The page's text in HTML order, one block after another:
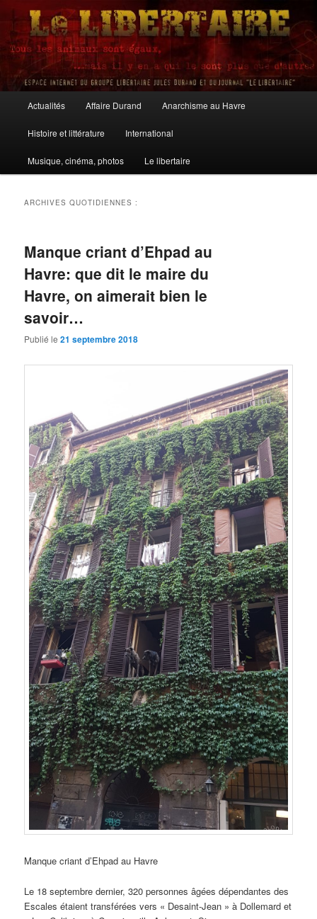
Aller
contenu
principal
Aller
contenu
secondaire
Le Libertaire
principal
Actualités Affaire Durand Anarchisme au Havre
Histoire et littérature International
Musique, cinéma, photos Le libertaire
ARCHIVES QUOTIDIENNES :
Manque criant d’Ehpad au
Havre: que dit le maire du
Havre, on aimerait bien le
savoir…
Publié le21 septembre 2018
Manque criant d’Ehpad au Havre
Le 18 septembre dernier, 320 personnes âgées dépendantes des
Escales étaient transférées vers « Desaint-Jean » à Dollemard et